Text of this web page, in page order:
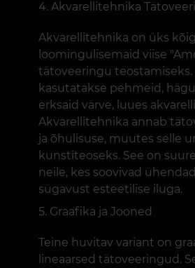
Akvarellitehnika
Akvarellitehnika on üks
loomingulisemaid viise
tätoveeringu teostamiseks.
kasutatakse pehmeid,
erksaid värve, luues
Akvarellitehnika annab
ja õhulisuse, muutes selle
kunstiteoseks. See on
neile, kes soovivad
sügavust esteetilise iluga.
Graafika ja Jooned
Teine huvitav variant on
lineaarsed tätoveeringud.